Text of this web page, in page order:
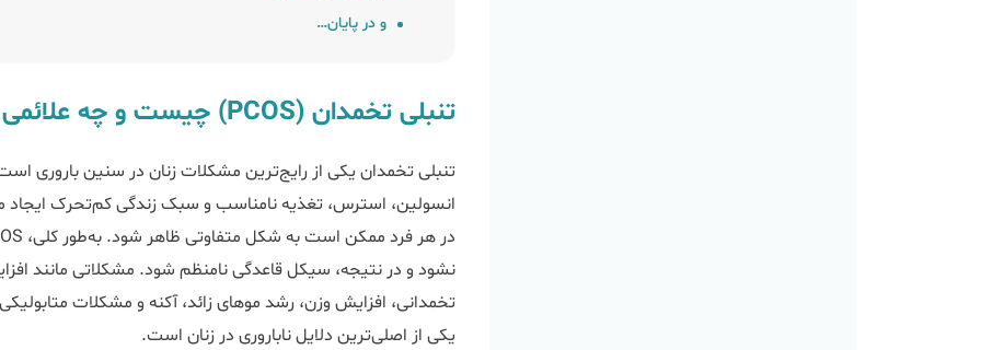
و در پایان…
تنبلی تخمدان (PCOS) چیست و چه علائمی دارد؟
تنبلی تخمدان یکی از رایج‌ترین مشکلات زنان در سنین باروری
انسولین، استرس، تغذیه نامناسب و سبک زندگی کم‌تحرک
در هر فرد ممکن است به شکل متفاوتی ظاهر شود. به‌طور کلی، PCOS باعث می‌شود
نشود و در نتیجه، سیکل قاعدگی نامنظم شود. مشکلاتی مانند
تخمدانی، افزایش وزن، رشد موهای زائد، آکنه و مشکلات
یکی از اصلی‌ترین دلایل ناباروری در زنان است.